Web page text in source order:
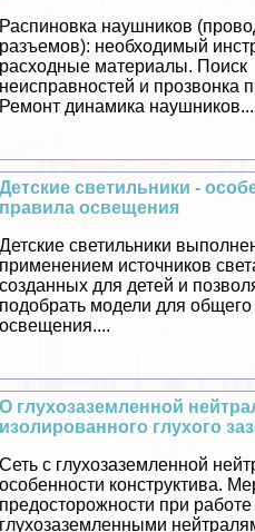
Распиновка наушников
разъемов): необходимый
расходные материалы. Поиск
неисправностей и прозвонка
Ремонт динамика
Детские светильники -
правила освещения
Детские светильники
применением источников
созданных для детей и
подобрать модели для общего
освещения....
О глухозаземленной
изолированного глухого
Сеть с глухозаземленной
особенности конструктива.
предосторожности при работе
глухозаземленными